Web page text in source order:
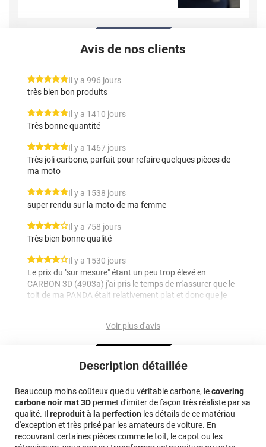
Avis de nos clients
*****
Il y a 996 jours
très bien bon produits
*****
Il y a 1410 jours
Très bonne quantité
*****
Il y a 1467 jours
Très joli carbone, parfait pour refaire quelques pièces de
ma moto
*****
Il y a 1538 jours
super rendu sur la moto de ma femme
*****Il y a 758 jours
Très bien bonne qualité
*****Il y a 1530 jours
Le prix du "sur mesure" étant un peu trop élevé en
CARBON 3D (4903a) j'ai pris le temps de m'assurer que le
toit de ma PANDA était relativement plat et donc que je
coup, le prix "tombe" de 175 € à 65 €. MERCI POUR VOS
astuces que j'ai trouvé .
Mon premier covering, je n'ai donc pas de possibilité de
comparer à du 3M par exemple, mais le vinyle semble de
qualité et relativement facile à poser.
*****Il y a 538 jours
Voir plus d'avis
Description détaillée
Beaucoup moins coûteux que du véritable carbone, lecovering
carbone noir mat 3D permet d'imiter de façon très réaliste par sa
qualité. Il reproduit à la perfection les détails de ce matériau
d'exception et très prisé par les amateurs de voiture. En
recouvrant certaines pièces comme le toit, le capot ou les